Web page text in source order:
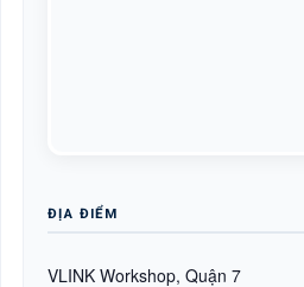
ĐỊA ĐIỂM
VLINK Workshop, Quận 7